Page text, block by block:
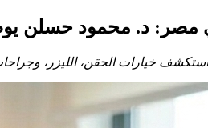
في مصر: د. محمود
استكشف خيارات الحقن، الليزر،